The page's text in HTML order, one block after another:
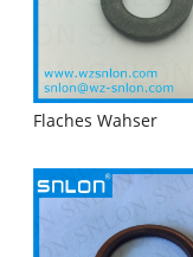
Flaches Wahser